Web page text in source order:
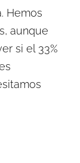
Hemos
aunque
si el 33%